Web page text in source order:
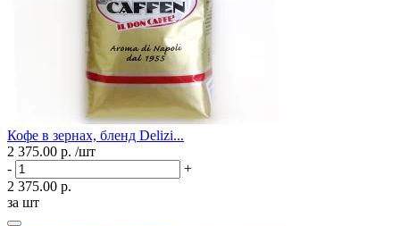
Кофе в зернах, бленд Delizi...
2 375.00 р. /шт
-
+
2 375.00 р.
за шт